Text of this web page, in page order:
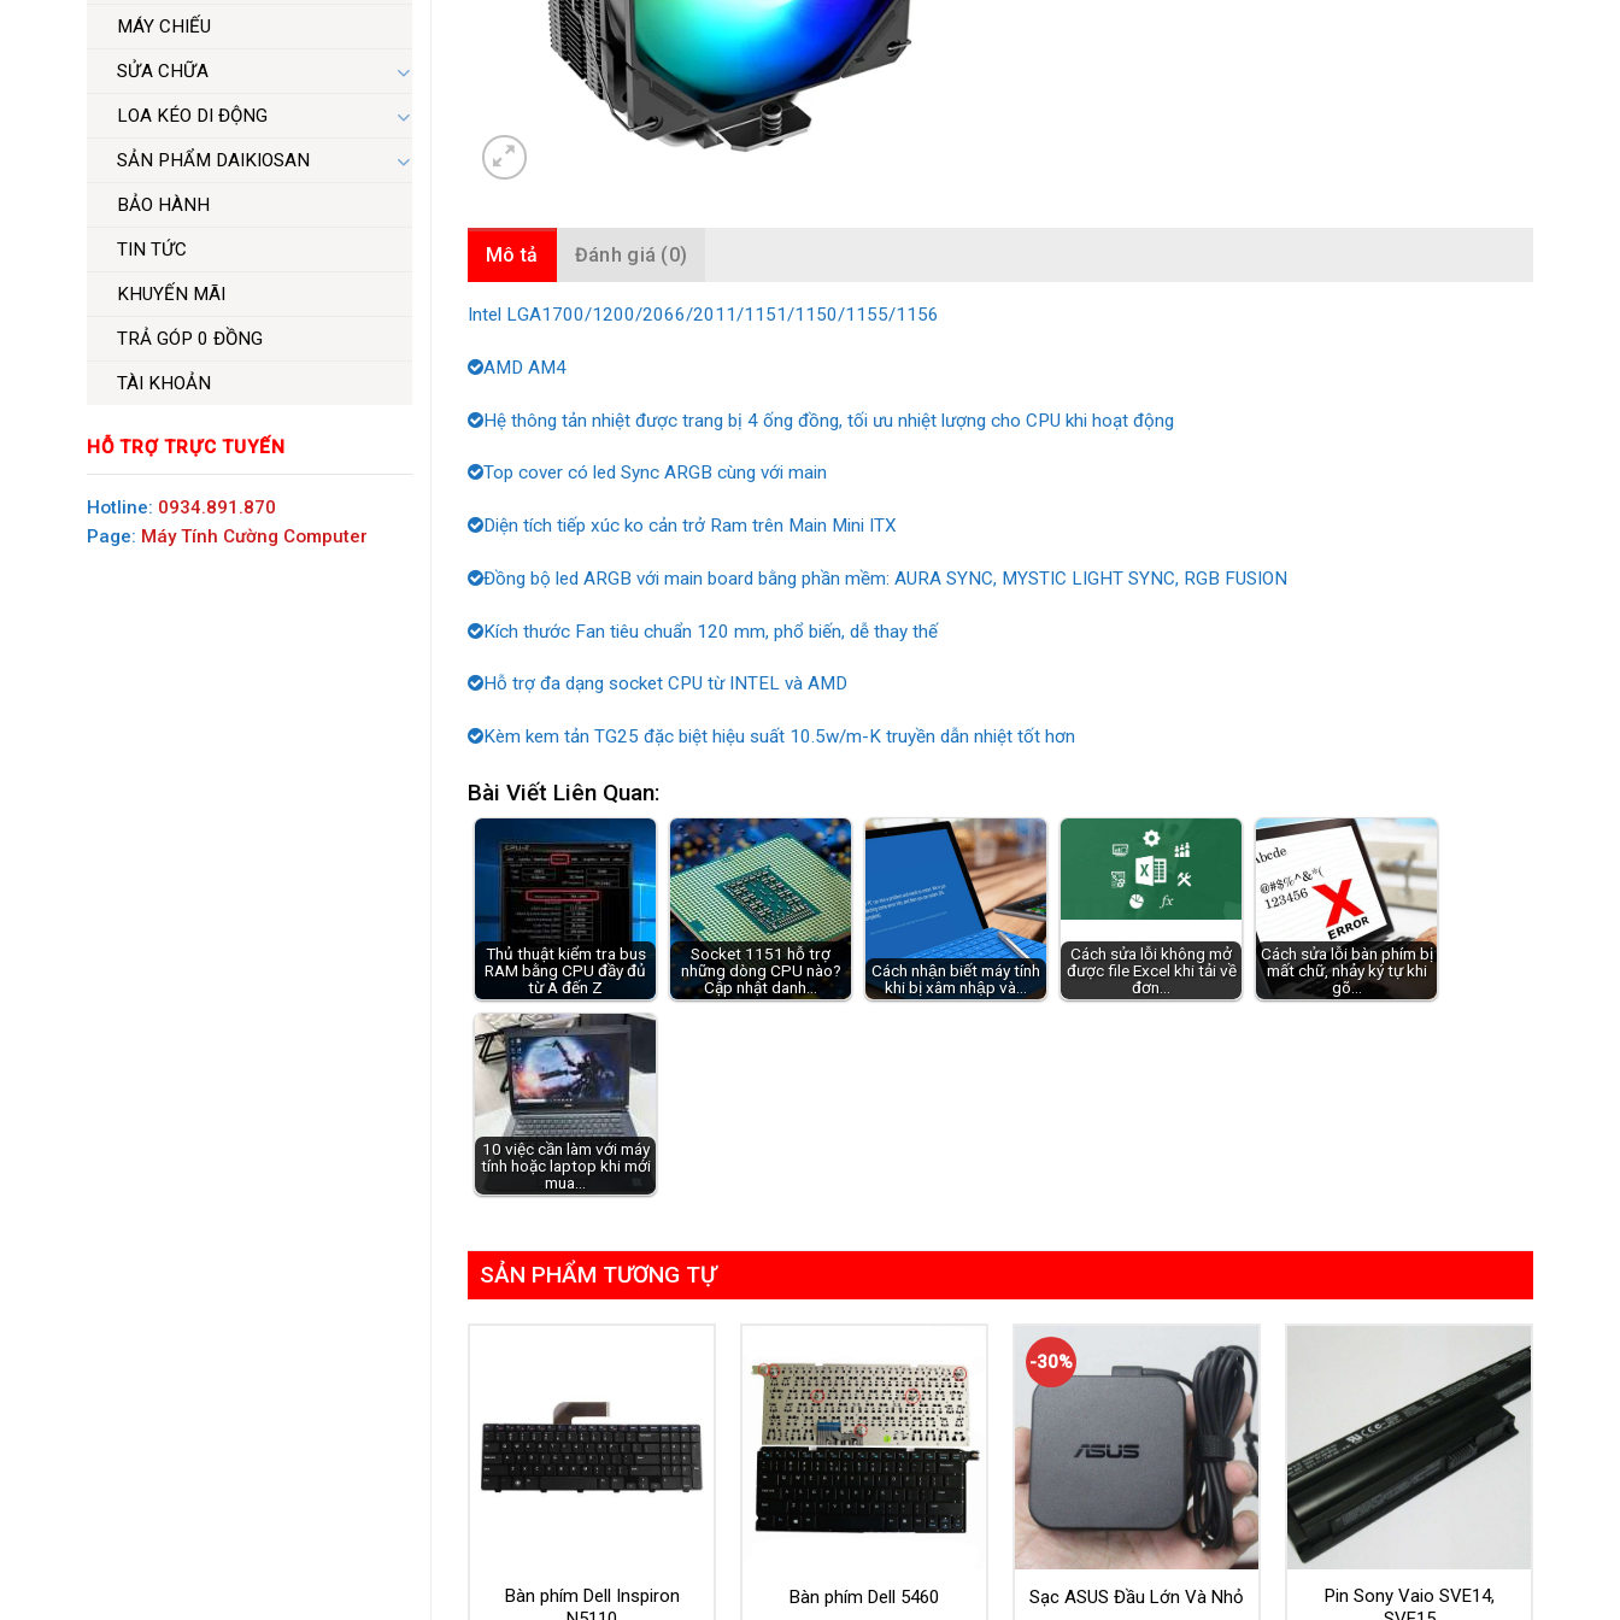
MÁY CHIẾU
SỬA CHỮA
LOA KÉO DI ĐỘNG
SẢN PHẨM DAIKIOSAN
BẢO HÀNH
TIN TỨC
KHUYẾN MÃI
TRẢ GÓP 0 ĐỒNG
TÀI KHOẢN
HỖ TRỢ TRỰC TUYẾN
Hotline: 0934.891.870
Page: Máy Tính Cường Computer
Mô tả Đánh giá (0)
Intel LGA1700/1200/2066/2011/1151/1150/1155/1156
AMD AM4
Hệ thông tản nhiệt được trang bị 4 ống đồng, tối ưu nhiệt lượng cho CPU khi hoạt động
Top cover có led Sync ARGB cùng với main
Diện tích tiếp xúc ko cản trở Ram trên Main Mini ITX
Đồng bộ led ARGB với main board bằng phần mềm: AURA SYNC, MYSTIC LIGHT SYNC, RGB FUSION
Kích thước Fan tiêu chuẩn 120 mm, phổ biến, dễ thay thế
Hỗ trợ đa dạng socket CPU từ INTEL và AMD
Kèm kem tản TG25 đặc biệt hiệu suất 10.5w/m-K truyền dẫn nhiệt tốt hơn
Bài Viết Liên Quan:
Thủ thuật kiểm tra bus
RAM bằng CPU đầy đủ
từ A đến Z
Socket 1151 hỗ trợ
những dòng CPU nào?
Cập nhật danh…
Cách nhận biết máy tính
khi bị xâm nhập và…
Cách sửa lỗi không mở
được file Excel khi tải về
đơn…
Cách sửa lỗi bàn phím bị
mất chữ, nhảy ký tự khi
gõ…
10 việc cần làm với máy
tính hoặc laptop khi mới
mua…
SẢN PHẨM TƯƠNG TỰ
Bàn phím Dell Inspiron
Bàn phím Dell 5460
-30%
Sạc ASUS Đầu Lớn Và Nhỏ
Pin Sony Vaio SVE14,